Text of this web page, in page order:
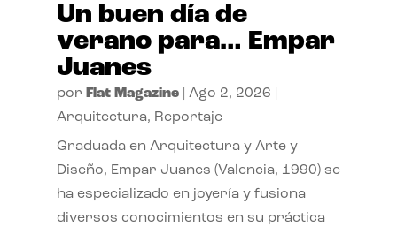
Un buen día de
verano para… Empar
Juanes
por Flat Magazine| Ago 2, 2026
Arquitectura, Reportaje
Graduada en Arquitectura y Arte y
Diseño, Empar Juanes (Valencia, 1990) se
ha especializado en joyería y fusiona
diversos conocimientos en su práctica